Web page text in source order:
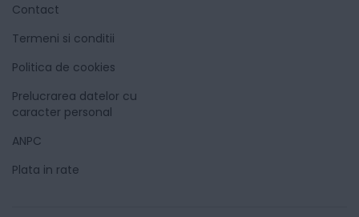
Contact
Termeni si conditii
Politica de cookies
Prelucrarea datelor cu
caracter personal
ANPC
Plata in rate